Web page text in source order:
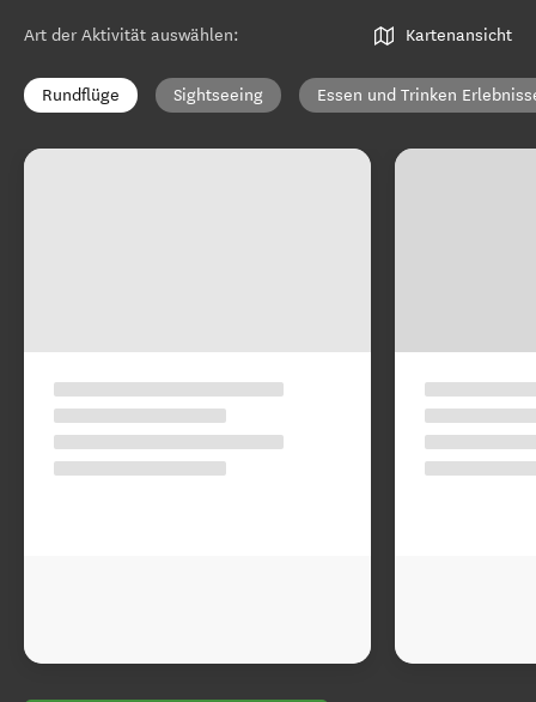
Art der Aktivität auswählen: Kartenansicht
Rundflüge Sightseeing Essen und Trinken